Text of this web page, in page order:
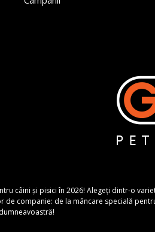
câini și pisici în 2026! Alegeți dintr-o
companie: de la mâncare specială